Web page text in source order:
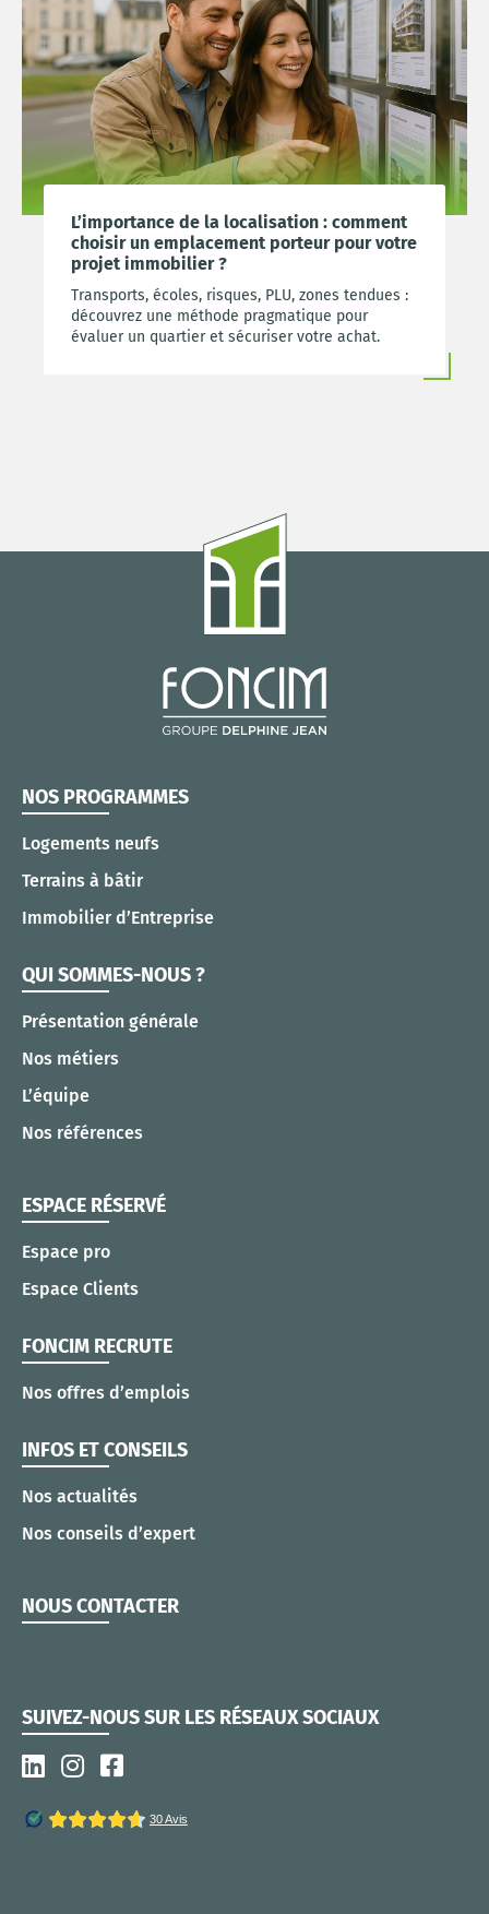
L’importance de la localisation : comment
choisir un emplacement porteur pour votre
projet immobilier ?
Transports, écoles, risques, PLU, zones tendues :
découvrez une méthode pragmatique pour
évaluer un quartier et sécuriser votre achat.
NOS PROGRAMMES
Logements neufs
Terrains à bâtir
Immobilier d’Entreprise
QUI SOMMES-NOUS ?
Présentation générale
Nos métiers
L’équipe
Nos références
ESPACE RÉSERVÉ
Espace pro
Espace Clients
FONCIM RECRUTE
Nos offres d’emplois
INFOS ET CONSEILS
Nos actualités
Nos conseils d’expert
NOUS CONTACTER
SUIVEZ-NOUS SUR LES RÉSEAUX SOCIAUX